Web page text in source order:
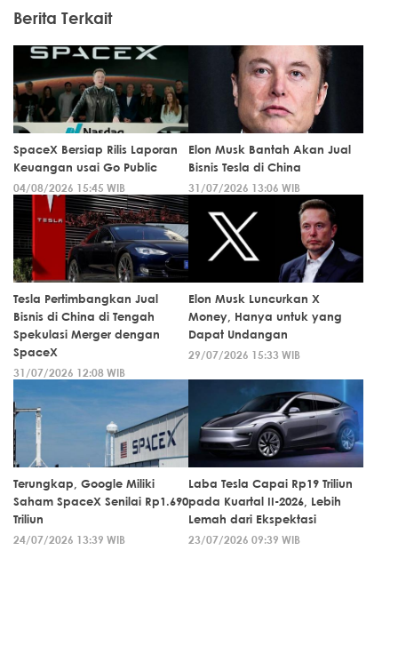
Berita Terkait
SpaceX Bersiap Rilis Laporan
Keuangan usai Go Public
04/08/2026 15:45 WIB
Elon Musk Bantah Akan Jual
Bisnis Tesla di China
31/07/2026 13:06 WIB
Tesla Pertimbangkan Jual
Bisnis di China di Tengah
Spekulasi Merger dengan
SpaceX
31/07/2026 12:08 WIB
Elon Musk Luncurkan X
Money, Hanya untuk yang
Dapat Undangan
29/07/2026 15:33 WIB
Terungkap, Google Miliki
Saham SpaceX Senilai Rp1.690
Triliun
24/07/2026 13:39 WIB
Laba Tesla Capai Rp19 Triliun
pada Kuartal II-2026, Lebih
Lemah dari Ekspektasi
23/07/2026 09:39 WIB